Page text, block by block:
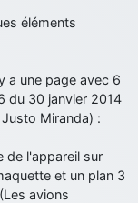
éléments
a une page avec 6
du 30 janvier 2014
Miranda) :
de l'appareil sur
et un plan 3
avions